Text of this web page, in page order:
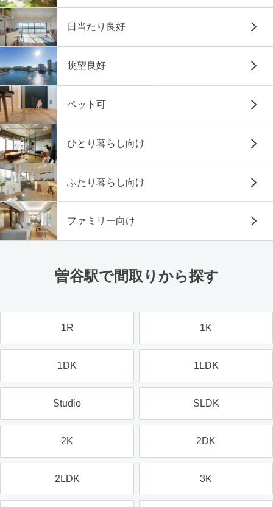
日当たり良好
眺望良好
ペット可
ひとり暮らし向け
ふたり暮らし向け
ファミリー向け
曽谷駅で間取りから探す
1R 1K
1DK 1LDK
Studio SLDK
2K 2DK
2LDK 3K